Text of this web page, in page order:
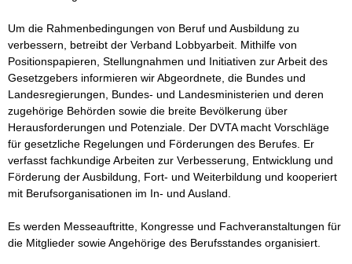
Um die Rahmenbedingungen von Beruf und Ausbildung zu
verbessern, betreibt der Verband Lobbyarbeit. Mithilfe von
Positionspapieren, Stellungnahmen und Initiativen zur Arbeit des
Gesetzgebers informieren wir Abgeordnete, die Bundes und
Landesregierungen, Bundes- und Landesministerien und deren
zugehörige Behörden sowie die breite Bevölkerung über
Herausforderungen und Potenziale. Der DVTA macht Vorschläge
für gesetzliche Regelungen und Förderungen des Berufes. Er
verfasst fachkundige Arbeiten zur Verbesserung, Entwicklung und
Förderung der Ausbildung, Fort- und Weiterbildung und kooperiert
mit Berufsorganisationen im In- und Ausland.
Es werden Messeauftritte, Kongresse und Fachveranstaltungen für
die Mitglieder sowie Angehörige des Berufsstandes organisiert.